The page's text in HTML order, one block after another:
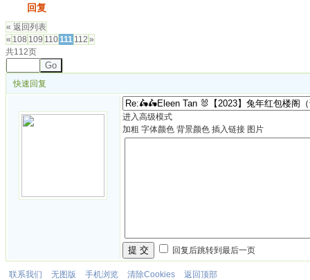
回复
« 返回列表
« 108 109 110111 112 »
共112页
Go
快速回复
进入高级模式
加粗 字体颜色 背景颜色 插入链接 图片
提 交 回复后跳转到最后一页
联系我们 无图版 手机浏览 清除Cookies
返回顶部